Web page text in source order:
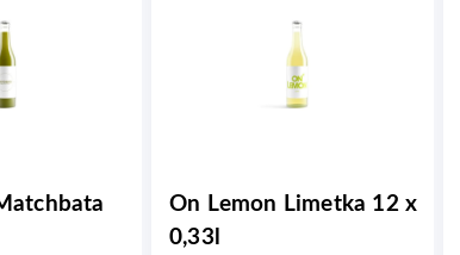
On Lemon Limetka 12 x
0,33l